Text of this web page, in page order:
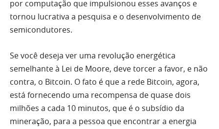
por computação que impulsionou esses avanços e
tornou lucrativa a pesquisa e o desenvolvimento de
semicondutores.
Se você deseja ver uma revolução energética
semelhante à Lei de Moore, deve torcer a favor, e não
contra, o Bitcoin. O fato é que a rede Bitcoin, agora,
está fornecendo uma recompensa de quase dois
milhões a cada 10 minutos, que é o subsídio da
mineração, para a pessoa que encontrar a energia